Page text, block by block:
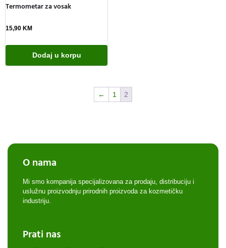
Termometar za vosak
15,90 KM
Dodaj u korpu
← 1 2
O nama
Mi smo kompanija specijalizovana za prodaju, distribuciju i
uslužnu proizvodnju prirodnih proizvoda za kozmetičku
industriju.
Prati nas